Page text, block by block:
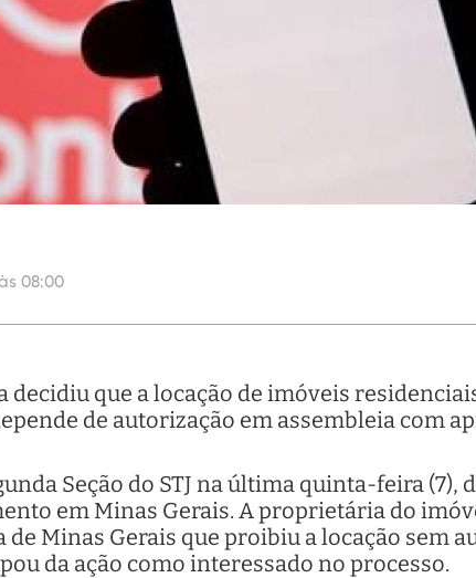
08:00
decidiu que a locação de imóveis
de autorização em assembleia com
Seção do STJ na última quinta-feira
em Minas Gerais. A proprietária do
de Minas Gerais que proibiu a locação sem
da ação como interessado no processo.